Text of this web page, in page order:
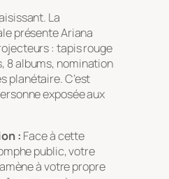
La
présente Ariana
: tapis rouge
8 albums, nomination
planétaire. C’est
exposée aux
: Face à cette
public, votre
à votre propre